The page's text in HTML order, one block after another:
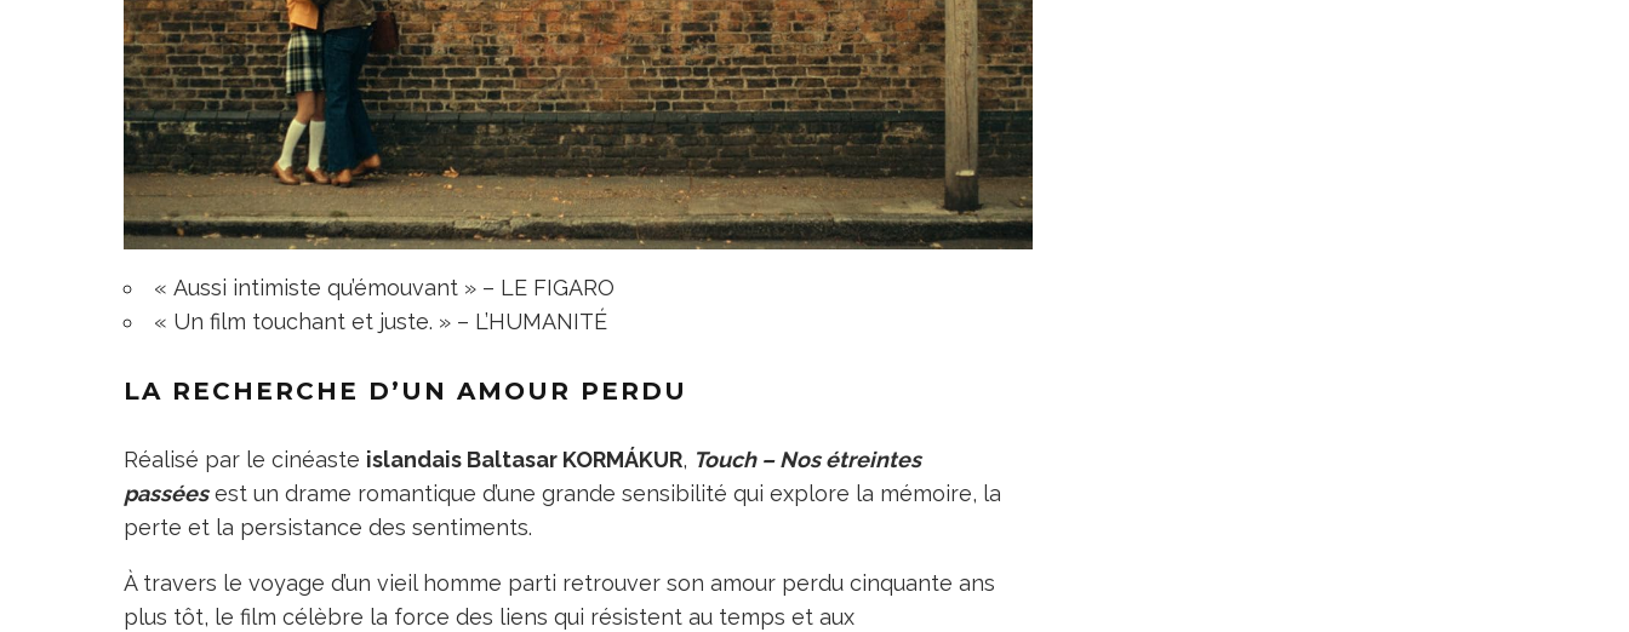
« Aussi intimiste qu’émouvant » – LE FIGARO
« Un film touchant et juste. » – L’HUMANITÉ
LA RECHERCHE D’UN AMOUR PERDU
Réalisé par le cinéaste islandais Baltasar KORMÁKUR, Touch – Nos étreintes
passées est un drame romantique d’une grande sensibilité qui explore la mémoire, la
perte et la persistance des sentiments.
À travers le voyage d’un vieil homme parti retrouver son amour perdu cinquante ans
plus tôt, le film célèbre la force des liens qui résistent au temps et aux